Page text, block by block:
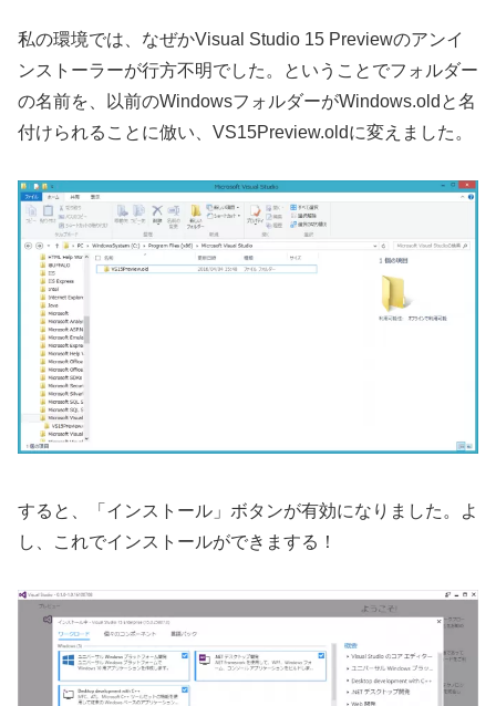
私の環境では、なぜかVisual Studio 15 Previewのアンイ
ンストーラーが行方不明でした。ということでフォルダー
の名前を、以前のWindowsフォルダーがWindows.oldと名
付けられることに倣い、VS15Preview.oldに変えました。
すると、「インストール」ボタンが有効になりました。よ
し、これでインストールができまする！